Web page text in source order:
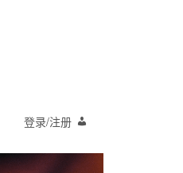
登录/注册